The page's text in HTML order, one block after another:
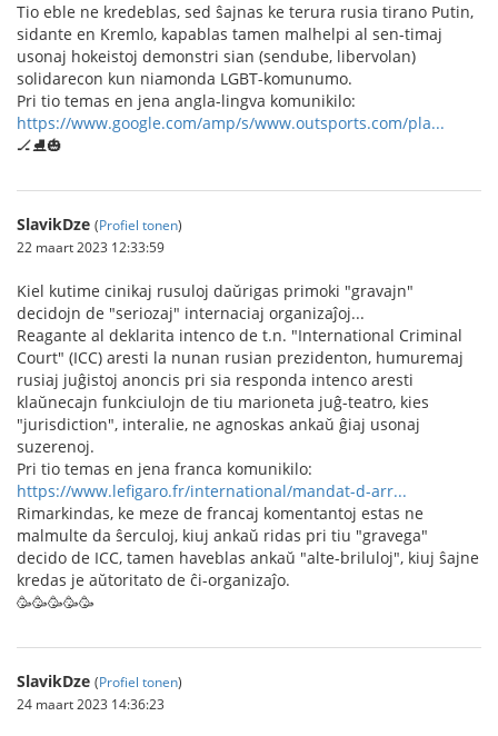
Tio eble ne kredeblas, sed ŝajnas ke terura rusia tirano Putin,
sidante en Kremlo, kapablas tamen malhelpi al sen-timaj
usonaj hokeistoj demonstri sian (sendube, libervolan)
solidarecon kun niamonda LGBT-komunumo.
Pri tio temas en jena angla-lingva komunikilo:
https://www.google.com/amp/s/www.outsports.com/pla...
🏒⛸️🎃
SlavikDze (Profiel tonen)
22 maart 2023 12:33:59
Kiel kutime cinikaj rusuloj daŭrigas primoki "gravajn"
decidojn de "seriozaj" internaciaj organizaĵoj...
Reagante al deklarita intenco de t.n. "International Criminal
Court" (ICC) aresti la nunan rusian prezidenton, humuremaj
rusiaj juĝistoj anoncis pri sia responda intenco aresti
klaŭnecajn funkciulojn de tiu marioneta juĝ-teatro, kies
"jurisdiction", interalie, ne agnoskas ankaŭ ĝiaj usonaj
suzerenoj.
Pri tio temas en jena franca komunikilo:
https://www.lefigaro.fr/international/mandat-d-arr...
Rimarkindas, ke meze de francaj komentantoj estas ne
malmulte da ŝerculoj, kiuj ankaŭ ridas pri tiu "gravega"
decido de ICC, tamen haveblas ankaŭ "alte-briluloj", kiuj ŝajne
kredas je aŭtoritato de ĉi-organizaĵo.
🥳🥳🥳🥳🥳
SlavikDze (Profiel tonen)
24 maart 2023 14:36:23